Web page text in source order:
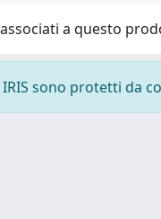
a questo
sono protetti da